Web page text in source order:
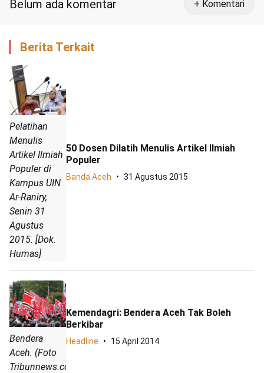
Belum ada komentar + Komentari
Berita Terkait
Pelatihan
Menulis
Artikel Ilmiah
Populer di
Kampus UIN
Ar-Raniry,
Senin 31
Agustus
2015. [Dok.
Humas]
50 Dosen Dilatih Menulis Artikel Ilmiah
Populer
Banda Aceh 31 Agustus 2015
Bendera
Aceh. (Foto
Tribunnews.com)
Kemendagri: Bendera Aceh Tak Boleh
Berkibar
Headline 15 April 2014